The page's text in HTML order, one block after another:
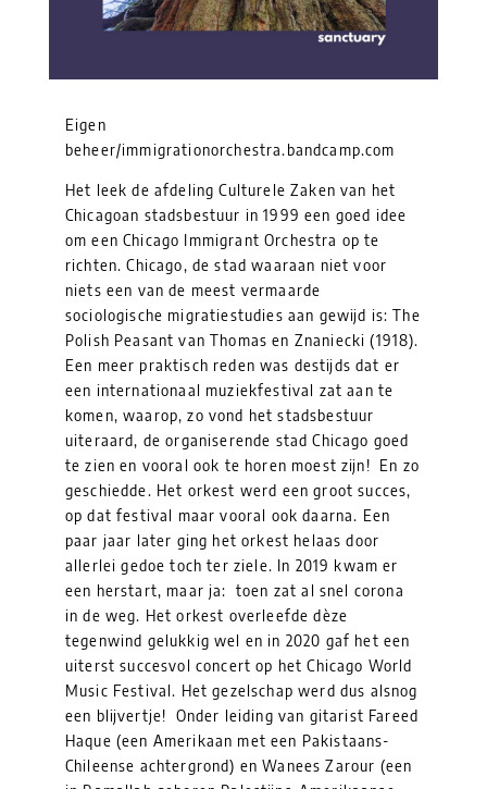
Eigen
beheer/immigrationorchestra.bandcamp.com
Het leek de afdeling Culturele Zaken van het
Chicagoan stadsbestuur in 1999 een goed idee
om een Chicago Immigrant Orchestra op te
richten. Chicago, de stad waaraan niet voor
niets een van de meest vermaarde
sociologische migratiestudies aan gewijd is: The
Polish Peasant van Thomas en Znaniecki (1918).
Een meer praktisch reden was destijds dat er
een internationaal muziekfestival zat aan te
komen, waarop, zo vond het stadsbestuur
uiteraard, de organiserende stad Chicago goed
te zien en vooral ook te horen moest zijn! En zo
geschiedde. Het orkest werd een groot succes,
op dat festival maar vooral ook daarna. Een
paar jaar later ging het orkest helaas door
allerlei gedoe toch ter ziele. In 2019 kwam er
een herstart, maar ja: toen zat al snel corona
in de weg. Het orkest overleefde dèze
tegenwind gelukkig wel en in 2020 gaf het een
uiterst succesvol concert op het Chicago World
Music Festival. Het gezelschap werd dus alsnog
een blijvertje! Onder leiding van gitarist Fareed
Haque (een Amerikaan met een Pakistaans-
Chileense achtergrond) en Wanees Zarour (een